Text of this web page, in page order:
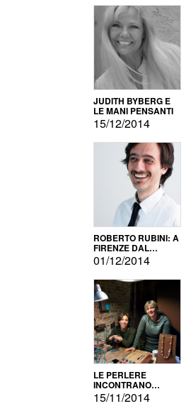
JUDITH BYBERG E
LE MANI PENSANTI
15/12/2014
ROBERTO RUBINI: A
FIRENZE DAL
PRODOTTO ALLA
PROMOZIONE
01/12/2014
LE PERLERE
INCONTRANO
L'AUTOPRODUZIONE
15/11/2014